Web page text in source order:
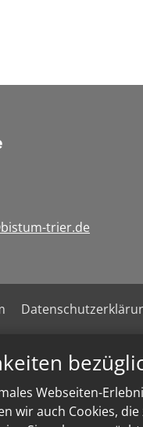
Webseiten-
wir auch Cookies,
trier.de